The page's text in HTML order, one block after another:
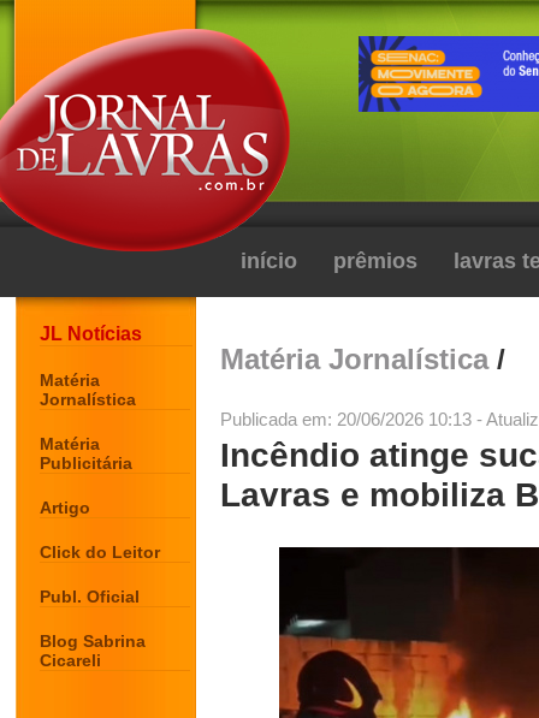
início prêmios lavras
JL Notícias
Matéria
Jornalística
Matéria
Publicitária
Artigo
Click do Leitor
Publ. Oficial
Blog Sabrina
Cicareli
Matéria Jornalística/
Publicada em: 20/06/2026 10:13 -
Incêndio atinge
Lavras e mobiliza